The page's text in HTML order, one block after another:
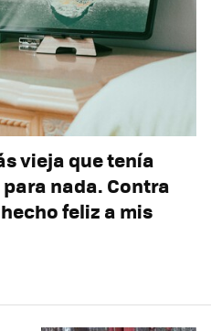
vieja que tenía
nada. Contra
feliz a mis